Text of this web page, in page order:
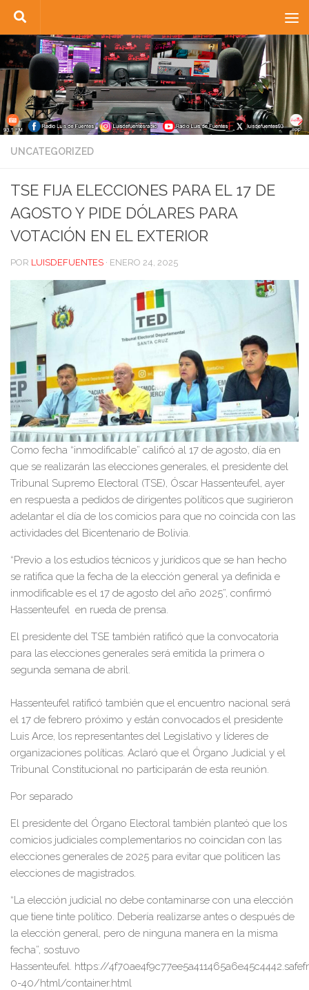
Saltar al contenido
UNCATEGORIZED
TSE FIJA ELECCIONES PARA EL 17 DE
AGOSTO Y PIDE DÓLARES PARA
VOTACIÓN EN EL EXTERIOR
POR LUISDEFUENTES · ENERO 24, 2025
Como fecha “inmodificable” calificó al 17 de agosto, día en
que se realizarán las elecciones generales, el presidente del
Tribunal Supremo Electoral (TSE), Óscar Hassenteufel, ayer
en respuesta a pedidos de dirigentes políticos que sugirieron
adelantar el día de los comicios para que no coincida con las
actividades del Bicentenario de Bolivia.
“Previo a los estudios técnicos y jurídicos que se han hecho
se ratifica que la fecha de la elección general ya definida e
inmodificable es el 17 de agosto del año 2025”, confirmó
Hassenteufel en rueda de prensa.
El presidente del TSE también ratificó que la convocatoria
para las elecciones generales será emitida la primera o
segunda semana de abril.
Hassenteufel ratificó también que el encuentro nacional será
el 17 de febrero próximo y están convocados el presidente
Luis Arce, los representantes del Legislativo y líderes de
organizaciones políticas. Aclaró que el Órgano Judicial y el
Tribunal Constitucional no participarán de esta reunión.
Por separado
El presidente del Órgano Electoral también planteó que los
comicios judiciales complementarios no coincidan con las
elecciones generales de 2025 para evitar que politicen las
elecciones de magistrados.
“La elección judicial no debe contaminarse con una elección
que tiene tinte político. Debería realizarse antes o después de
la elección general, pero de ninguna manera en la misma
fecha”, sostuvo
Hassenteufel. https://
0-40/html/container.html